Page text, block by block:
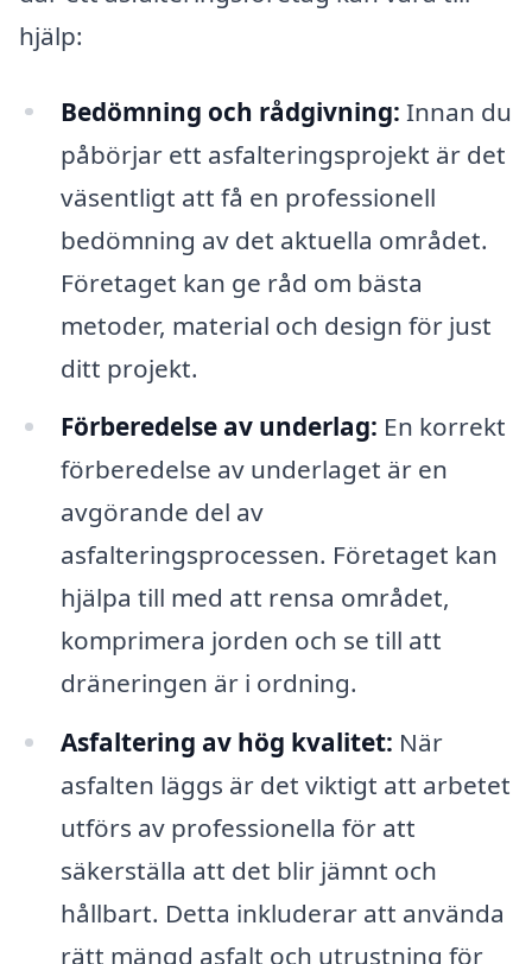
hjälp:
Bedömning och rådgivning: Innan du
påbörjar ett asfalteringsprojekt är det
väsentligt att få en professionell
bedömning av det aktuella området.
Företaget kan ge råd om bästa
metoder, material och design för just
ditt projekt.
Förberedelse av underlag: En korrekt
förberedelse av underlaget är en
avgörande del av
asfalteringsprocessen. Företaget kan
hjälpa till med att rensa området,
komprimera jorden och se till att
dräneringen är i ordning.
Asfaltering av hög kvalitet: När
asfalten läggs är det viktigt att arbetet
utförs av professionella för att
säkerställa att det blir jämnt och
hållbart. Detta inkluderar att använda
rätt mängd asfalt och utrustning för